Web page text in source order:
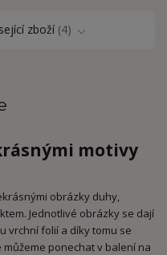
zboží 4
motivy
obrázky duhy,
Jednotlivé obrázky se dají
vrchní folií a díky tomu se
ponechat v balení na